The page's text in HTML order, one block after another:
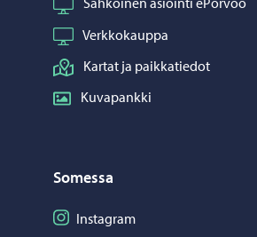
Verkkokauppa
Kartat ja paikkatiedot
Kuvapankki
Somessa
Seuraa Instagram
Instagram